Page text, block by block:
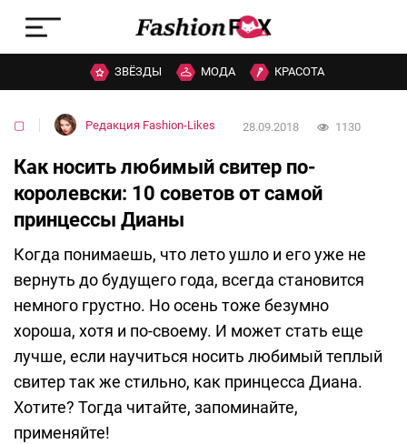
ЗВЁЗДЫ МОДА КРАСОТА
▢ Редакция Fashion-Likes 28.09.2018 1130
Как носить любимый свитер по-
королевски: 10 советов от самой
принцессы Дианы
Когда понимаешь, что лето ушло и его уже не
вернуть до будущего года, всегда становится
немного грустно. Но осень тоже безумно
хороша, хотя и по-своему. И может стать еще
лучше, если научиться носить любимый теплый
свитер так же стильно, как принцесса Диана.
Хотите? Тогда читайте, запоминайте,
применяйте!